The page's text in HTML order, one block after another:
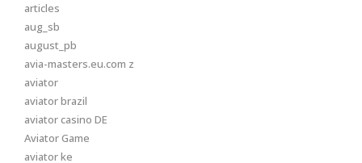
articles
aug_sb
august_pb
avia-masters.eu.com z
aviator
aviator brazil
aviator casino DE
Aviator Game
aviator ke